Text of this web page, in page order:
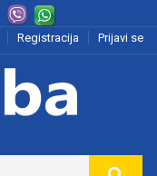
Registracija
Prijavi se